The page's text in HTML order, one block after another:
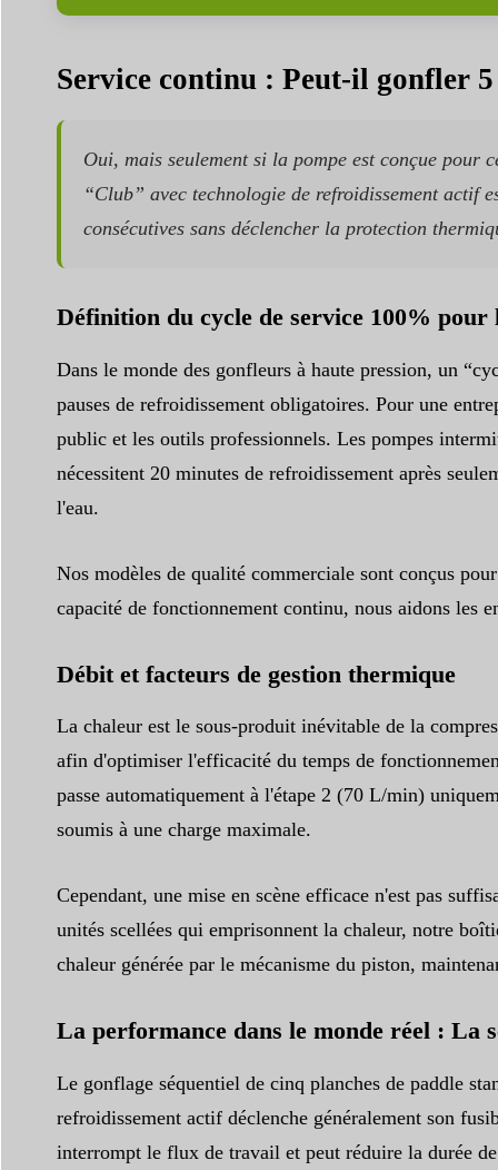
Service continu : Peut-il gonfler
Oui, mais seulement si la pompe est conçue pour
“Club” avec technologie de refroidissement actif
consécutives sans déclencher la protection
Définition du cycle de service 100% pour
Dans le monde des gonfleurs à haute pression, un
pauses de refroidissement obligatoires. Pour une
public et les outils professionnels. Les pompes
nécessitent 20 minutes de refroidissement après
l'eau.
Nos modèles de qualité commerciale sont conçus
capacité de fonctionnement continu, nous aidons les
Débit et facteurs de gestion thermique
La chaleur est le sous-produit inévitable de la
afin d'optimiser l'efficacité du temps de
passe automatiquement à l'étape 2 (70 L/min)
soumis à une charge maximale.
Cependant, une mise en scène efficace n'est pas
unités scellées qui emprisonnent la chaleur, notre
chaleur générée par le mécanisme du piston,
La performance dans le monde réel : La
Le gonflage séquentiel de cinq planches de paddle
refroidissement actif déclenche généralement son
interrompt le flux de travail et peut réduire la durée